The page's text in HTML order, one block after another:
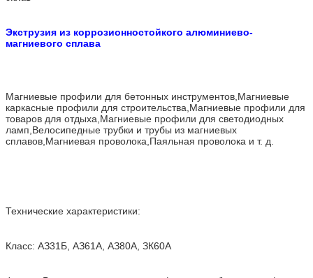
Экструзия из коррозионностойкого алюминиево-
магниевого сплава
Магниевые профили для бетонных инструментов,Магниевые
каркасные профили для строительства,Магниевые профили для
товаров для отдыха,Магниевые профили для светодиодных
ламп,Велосипедные трубки и трубы из магниевых
сплавов,Магниевая проволока,Паяльная проволока и т. д.
Технические характеристики:
Класс: АЗ31Б, АЗ61А, АЗ80А, ЗК60А